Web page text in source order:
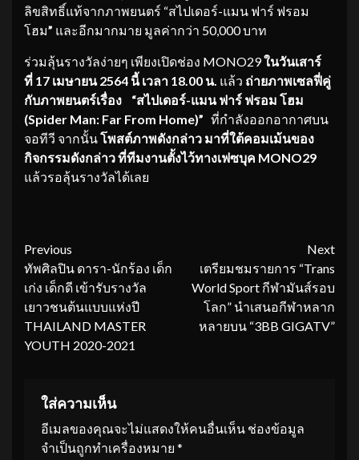
ลิขสิทธิ์แท้จากภาพยนตร์ “สไปเดอร์-แมน ฟาร์ ฟรอม
โฮม” และอีกมากมาย มูลค่ากว่า 50,000 บาท
ร่วมลุ้นรางวัลง่ายๆ เพียงเปิดช่อง MONO29ในวันเสาร์
ที่ 17 เมษายน 2564 นี้ เวลา 18.00 น. แล้ว ถ่ายภาพเซลฟี่คู่
กับภาพยนตร์เรื่อง
“สไปเดอร์-แมน ฟาร์ ฟรอม โฮม
(Spider Man: Far From Home)” ที่กำลังออกอากาศบน
จอทีวี จากนั้นโพสต์ภาพดังกล่าว มาที่ใต้คอมเม้นของ
กิจกรรมดังกล่าว ที่ทีมงานตั้งไว้ทางเฟซบุค MONO29
แล้วรอลุ้นรางวัลได้เลย
Continue
Reading
Previous
ทัพศิลปิน ดารา-นักร้อง เด็ก
เก่ง เด็กดี เข้ารับรางวัล
เยาวชนต้นแบบแห่งปี
THAILAND MASTER
YOUTH 2020-2021
Next
เตรียมชมรายการ “Trans
World Sport กีฬามันส์รอบ
โลก” นำเสนอกีฬาหลาก
หลายบน “3BB GIGATV”
ใส่ความเห็น
อีเมลของคุณจะไม่แสดงให้คนอื่นเห็น ช่องข้อมูล
จำเป็นถูกทำเครื่องหมาย *